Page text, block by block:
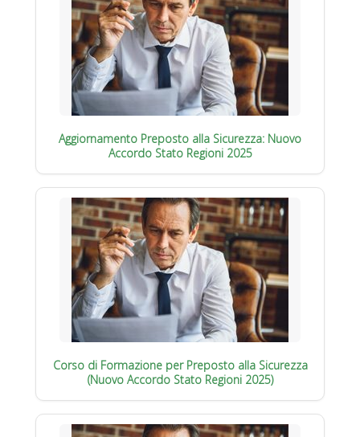
Aggiornamento Preposto alla Sicurezza: Nuovo
Accordo Stato Regioni 2025
Corso di Formazione per Preposto alla Sicurezza
(Nuovo Accordo Stato Regioni 2025)